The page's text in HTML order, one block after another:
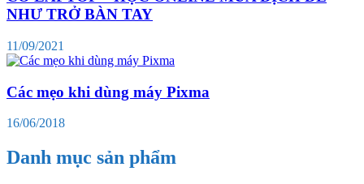
NHƯ TRỞ BÀN TAY
11/09/2021
Các mẹo khi dùng máy Pixma
16/06/2018
Danh mục sản phẩm